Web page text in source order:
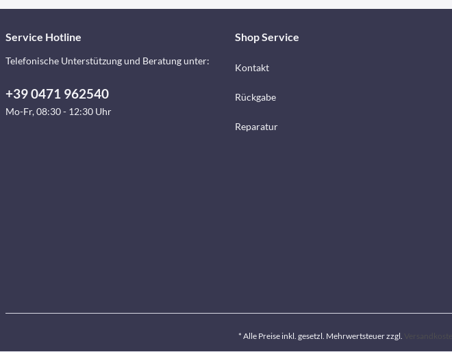
Service Hotline
Telefonische Unterstützung und Beratung unter:
+39 0471 962540
Mo-Fr, 08:30 - 12:30 Uhr
Shop Service
Kontakt
Rückgabe
Reparatur
* Alle Preise inkl. gesetzl. Mehrwertsteuer zzgl.